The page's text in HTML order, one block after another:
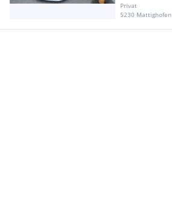
Privat
5230 Mattighofen